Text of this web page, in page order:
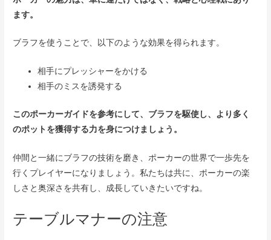
ます。
ブラフを使うことで、以下のような効果を得られます。
相手にプレッシャーをかける
相手のミスを誘発する
このポーカーガイドを参考にして、ブラフを駆使し、より多く
のポットを獲得する力を身につけましょう。
仲間と一緒にブラフの技術を磨き、ポーカーの世界で一歩先を
行くプレイヤーになりましょう。私たちは共に、ポーカーの楽
しさと奥深さを共有し、成長していきたいですね。
テーブルマナーの注意